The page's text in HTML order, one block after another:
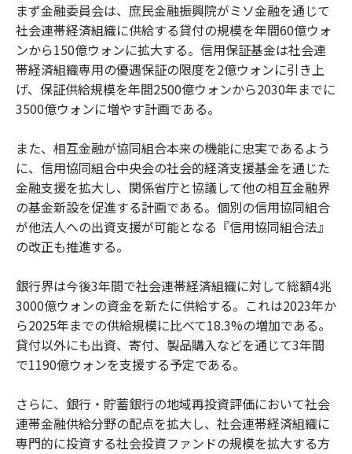
まず金融委員会は、庶民金融振興院がミソ金融を通じて
社会連帯経済組織に供給する貸付の規模を年間60億ウォ
ンから150億ウォンに拡大する。信用保証基金は社会連
帯経済組織専用の優遇保証の限度を2億ウォンに引き上
げ、保証供給規模を年間2500億ウォンから2030年までに
3500億ウォンに増やす計画である。
また、相互金融が協同組合本来の機能に忠実であるよう
に、信用協同組合中央会の社会的経済支援基金を通じた
金融支援を拡大し、関係省庁と協議して他の相互金融界
の基金新設を促進する計画である。個別の信用協同組合
が他法人への出資支援が可能となる『信用協同組合法』
の改正も推進する。
銀行界は今後3年間で社会連帯経済組織に対して総額4兆
3000億ウォンの資金を新たに供給する。これは2023年か
ら2025年までの供給規模に比べて18.3%の増加である。
貸付以外にも出資、寄付、製品購入などを通じて3年間
で1190億ウォンを支援する予定である。
さらに、銀行・貯蓄銀行の地域再投資評価において社会
連帯金融供給分野の配点を拡大し、社会連帯経済組織に
専門的に投資する社会投資ファンドの規模を拡大する方